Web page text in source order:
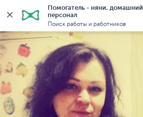
Помогатель - няни, домашний
персонал
Поиск работы и работников
Главная Няни Няни в Москве